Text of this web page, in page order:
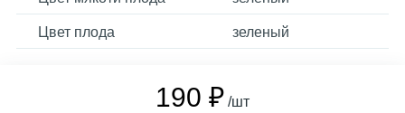
Цвет плода зеленый
190 ₽ /шт